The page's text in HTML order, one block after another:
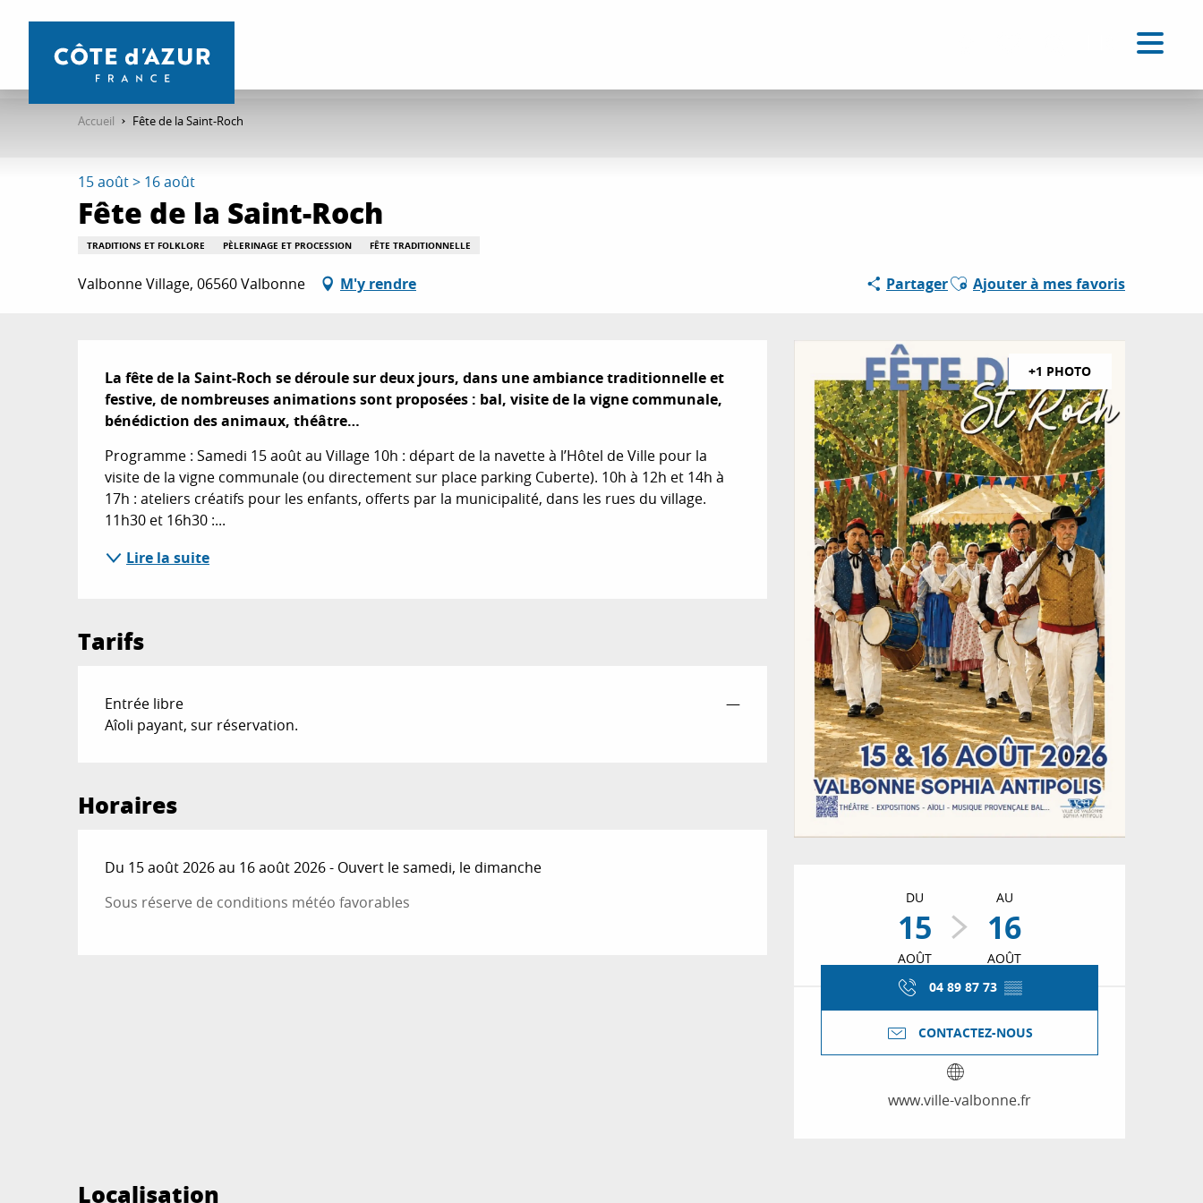
contenu
Accueil Fête de la Saint-Roch
15 août > 16 août
Fête de la Saint-Roch
TRADITIONS ET FOLKLORE PÈLERINAGE ET PROCESSION FÊTE TRADITIONNELLE
Valbonne Village, 06560 Valbonne M'y rendre PartagerAjouter aux favoris
Ajouter à mes favoris
+1 PHOTO
Ouverture et
DU
15
AOÛT
AU
16
AOÛT
04 89 87 73 ▒▒
CONTACTEZ-NOUS
www.ville-valbonne.fr
Description
La fête de la Saint-Roch se déroule sur deux jours, dans une ambiance traditionnelle et
festive, de nombreuses animations sont proposées : bal, visite de la vigne communale,
bénédiction des animaux, théâtre…
Programme : Samedi 15 août au Village 10h : départ de la navette à l’Hôtel de Ville pour la
visite de la vigne communale (ou directement sur place parking Cuberte). 10h à 12h et 14h à
17h : ateliers créatifs pour les enfants, offerts par la municipalité, dans les rues du village.
11h30 et 16h30 :...
Lire la suite
Tarifs
Entrée libre
—
Aîoli payant, sur réservation.
Horaires
Du 15 août 2026 au 16 août 2026 - Ouvert le samedi, le dimanche
Sous réserve de conditions météo favorables
Localisation